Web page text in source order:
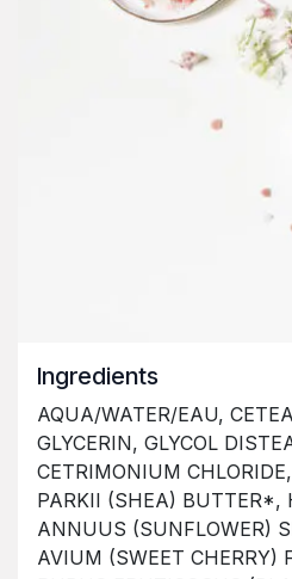
Ingredients
AQUA/WATER/EAU,
GLYCERIN, GLYCOL
CETRIMONIUM
PARKII (SHEA) BUTTER*,
ANNUUS (SUNFLOWER)
AVIUM (SWEET CHERRY)